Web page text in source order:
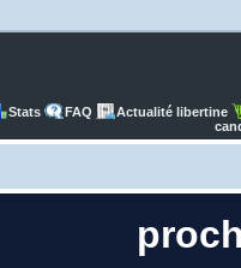
Stats FAQ
Actualité libertine